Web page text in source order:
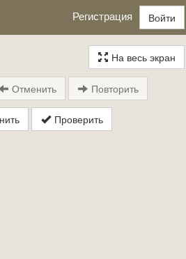
Регистрация Войти
На весь экран
Проверить
Отменить Повторить